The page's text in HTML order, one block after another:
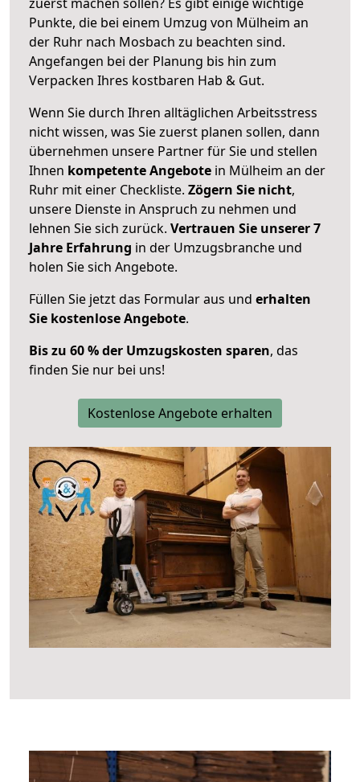
Punkte, die bei einem Umzug von Mülheim an
der Ruhr nach Mosbach zu beachten sind.
Angefangen bei der Planung bis hin zum
Verpacken Ihres kostbaren Hab & Gut.
Wenn Sie durch Ihren alltäglichen Arbeitsstress
nicht wissen, was Sie zuerst planen sollen, dann
übernehmen unsere Partner für Sie und stellen
Ihnen kompetente Angebote in Mülheim an der
Ruhr mit einer Checkliste. Zögern Sie nicht,
unsere Dienste in Anspruch zu nehmen und
lehnen Sie sich zurück. Vertrauen Sie unserer 7
Jahre Erfahrung in der Umzugsbranche und
holen Sie sich Angebote.
Füllen Sie jetzt das Formular aus und erhalten
Sie kostenlose Angebote.
Bis zu 60 % der Umzugskosten sparen, das
finden Sie nur bei uns!
Kostenlose Angebote erhalten